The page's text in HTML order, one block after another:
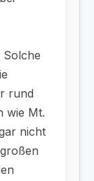
Solche
rund
wie Mt.
nicht